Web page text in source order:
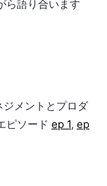
ら語り合います
ジメントとプロダ
ピソード ep 1, ep